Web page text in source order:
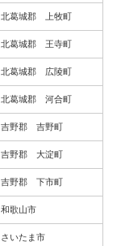
北葛城郡 上牧町
北葛城郡 王寺町
北葛城郡 広陵町
北葛城郡 河合町
吉野郡 吉野町
吉野郡 大淀町
吉野郡 下市町
和歌山市
さいたま市